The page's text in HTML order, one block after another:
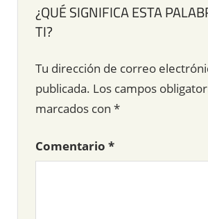
¿QUÉ SIGNIFICA ESTA
TI?
Tu dirección de correo
publicada. Los campos
marcados con *
Comentario *